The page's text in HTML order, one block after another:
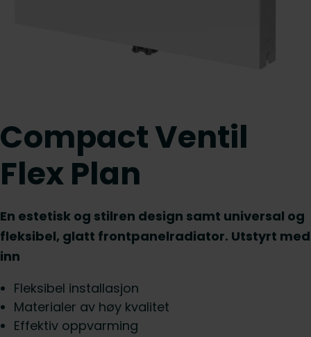
Compact Ventil
Flex Plan
En estetisk og stilren design samt universal og
fleksibel, glatt frontpanelradiator. Utstyrt med
inn
Fleksibel installasjon
Materialer av høy kvalitet
Effektiv oppvarming